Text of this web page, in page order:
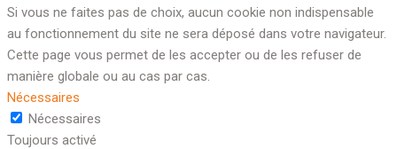
Si vous ne faites pas de choix, aucun cookie non indispensable
au fonctionnement du site ne sera déposé dans votre navigateur.
Cette page vous permet de les accepter ou de les refuser de
manière globale ou au cas par cas.
Nécessaires
Nécessaires
Toujours activé